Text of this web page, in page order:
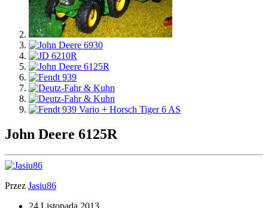
John Deere 6125R
Przez Jasiu86